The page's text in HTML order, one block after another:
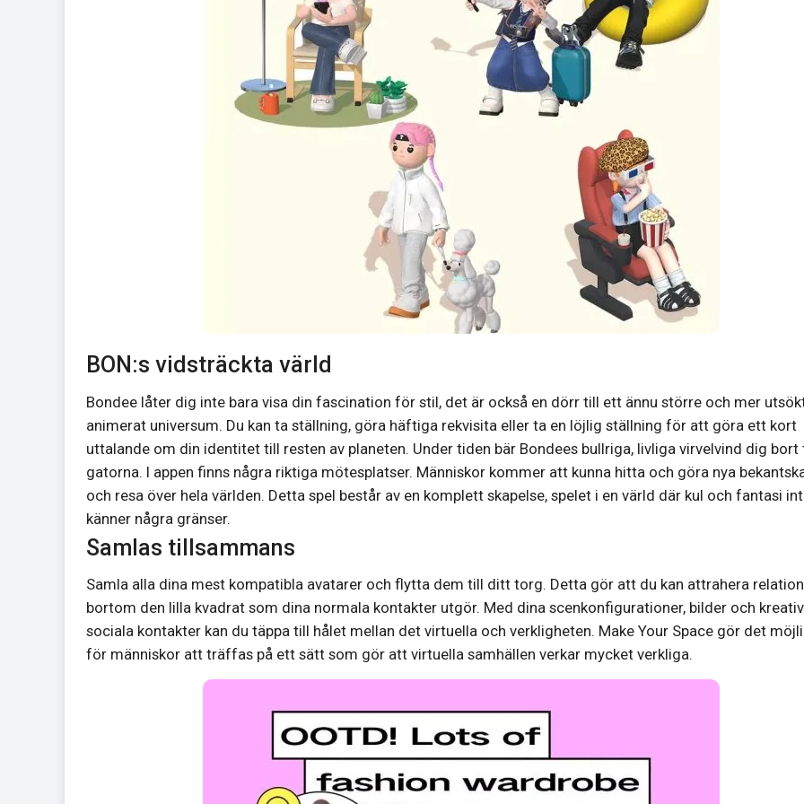
BON:s vidsträckta värld
Bondee låter dig inte bara visa din fascination för stil, det är också en dörr till ett ännu större och mer
animerat universum. Du kan ta ställning, göra häftiga rekvisita eller ta en löjlig ställning för att göra ett kort
uttalande om din identitet till resten av planeten. Under tiden bär Bondees bullriga, livliga virvelvind dig bort
gatorna. I appen finns några riktiga mötesplatser. Människor kommer att kunna hitta och göra nya
och resa över hela världen. Detta spel består av en komplett skapelse, spelet i en värld där kul och fantasi
känner några gränser.
Samlas tillsammans
Samla alla dina mest kompatibla avatarer och flytta dem till ditt torg. Detta gör att du kan attrahera
bortom den lilla kvadrat som dina normala kontakter utgör. Med dina scenkonfigurationer, bilder och
sociala kontakter kan du täppa till hålet mellan det virtuella och verkligheten. Make Your Space gör det
för människor att träffas på ett sätt som gör att virtuella samhällen verkar mycket verkliga.